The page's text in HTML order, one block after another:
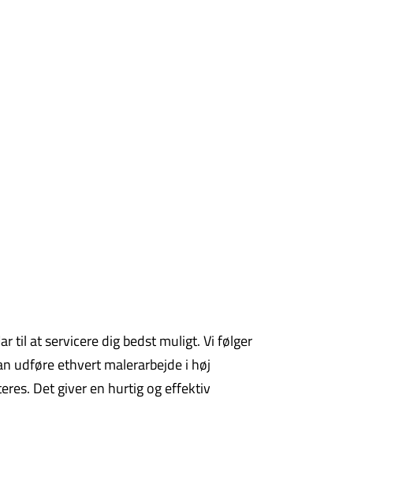
til at servicere dig bedst muligt. Vi følger
udføre ethvert malerarbejde i høj
Det giver en hurtig og effektiv